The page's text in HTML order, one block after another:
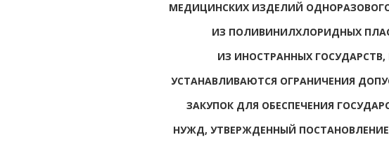
МЕДИЦИНСКИХ ИЗДЕЛИЙ
ИЗ ПОЛИВИНИЛХЛОРИДНЫХ
ИЗ ИНОСТРАННЫХ
УСТАНАВЛИВАЮТСЯ ОГРАНИЧЕНИЯ
ЗАКУПОК ДЛЯ ОБЕСПЕЧЕНИЯ
НУЖД, УТВЕРЖДЕННЫЙ